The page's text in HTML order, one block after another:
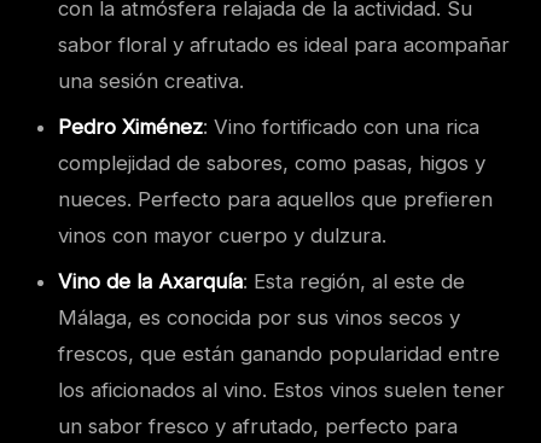
con la atmósfera relajada de la actividad. Su
sabor floral y afrutado es ideal para acompañar
una sesión creativa.
Pedro Ximénez: Vino fortificado con una rica
complejidad de sabores, como pasas, higos y
nueces. Perfecto para aquellos que prefieren
vinos con mayor cuerpo y dulzura.
Vino de la Axarquía: Esta región, al este de
Málaga, es conocida por sus vinos secos y
frescos, que están ganando popularidad entre
los aficionados al vino. Estos vinos suelen tener
un sabor fresco y afrutado, perfecto para